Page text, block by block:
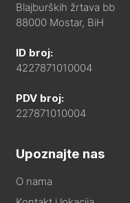
Blajburških žrtava bb
88000 Mostar, BiH
ID broj:
4227871010004
PDV broj:
227871010004
Upoznajte nas
O nama